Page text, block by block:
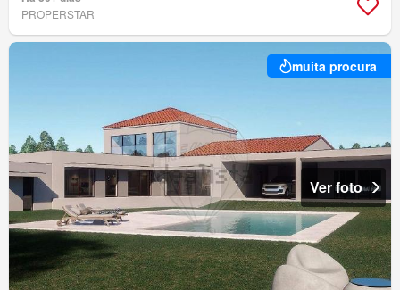
PROPERSTAR
muita procura
Ver foto